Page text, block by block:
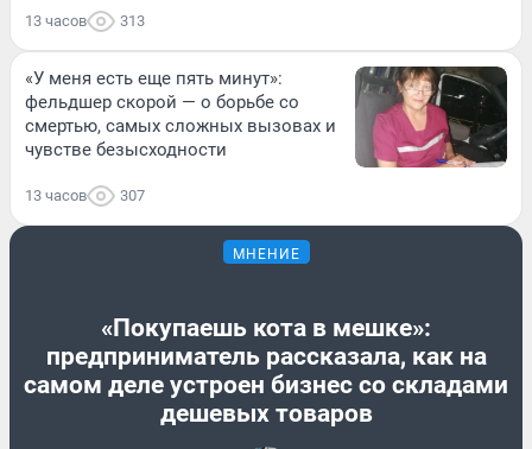
13 часов 313
«У меня есть еще пять минут»:
фельдшер скорой — о борьбе со
смертью, самых сложных вызовах и
чувстве безысходности
13 часов 307
МНЕНИЕ
«Покупаешь кота в мешке»:
предприниматель рассказала, как на
самом деле устроен бизнес со складами
дешевых товаров